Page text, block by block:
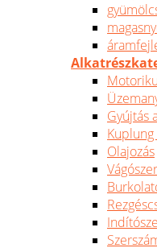
Gyújtás
Olajozás